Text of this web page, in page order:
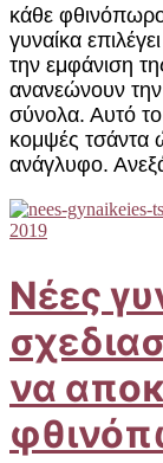
κάθε φθινόπωρο
γυναίκα
την εμφάνιση
ανανεώνουν
σύνολα. Αυτό
κομψές τσάντα
ανάγλυφο.
Νέες
να